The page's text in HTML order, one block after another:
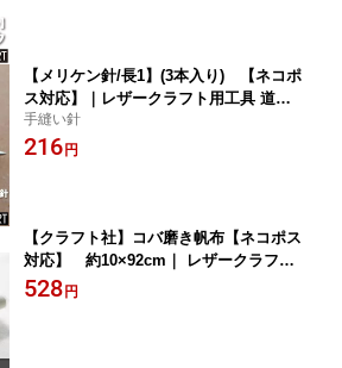
【メリケン針/長1】(3本入り) 【ネコポ
ス対応】｜レザークラフト用工具 道具
DIY レザー 革 皮革 手作り ハンドメイ
ド ハンドソーイング
手縫い針
216 円
【クラフト社】コバ磨き帆布【ネコポス
対応】 約10×92cm｜ レザークラフト
レザー 革 工具 道具 手縫い ハンドソー
528 円